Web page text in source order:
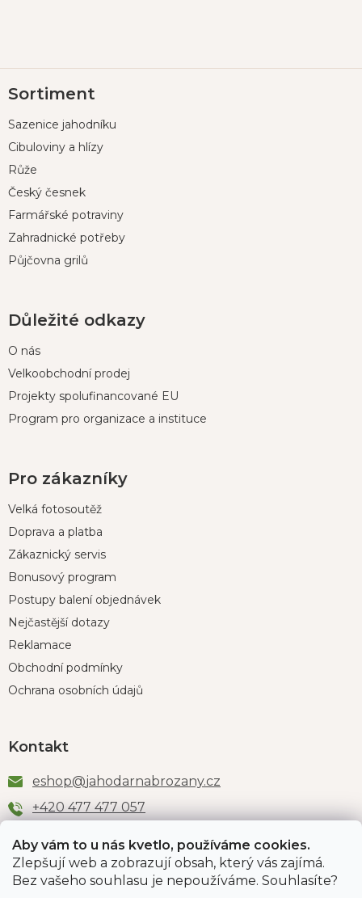
Aby vám to u nás kvetlo, používáme cookies.
Zlepšují web a zobrazují obsah, který vás zajímá.
Bez vašeho souhlasu je nepoužíváme. Souhlasíte?
á
a
Sortiment
Sazenice jahodníku
Cibuloviny a hlízy
Růže
Český česnek
Farmářské potraviny
Zahradnické potřeby
Půjčovna grilů
Důležité odkazy
O nás
Velkoobchodní prodej
Projekty spolufinancované EU
Program pro organizace a instituce
Pro zákazníky
Velká fotosoutěž
Doprava a platba
Zákaznický servis
Bonusový program
Postupy balení objednávek
Nejčastější dotazy
Reklamace
Obchodní podmínky
Ochrana osobních údajů
Kontakt
eshop@jahodarnabrozany.cz
+420 477 477 057
Odběr newsletteru